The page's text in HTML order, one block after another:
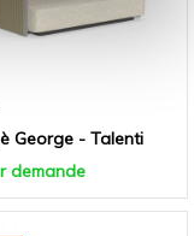
George - Talenti
demande